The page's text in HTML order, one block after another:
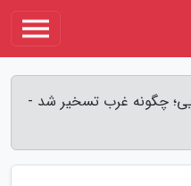
چگونه غرب تسخیر شد -